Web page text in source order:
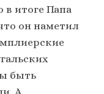
в итоге Папа
он наметил
быть